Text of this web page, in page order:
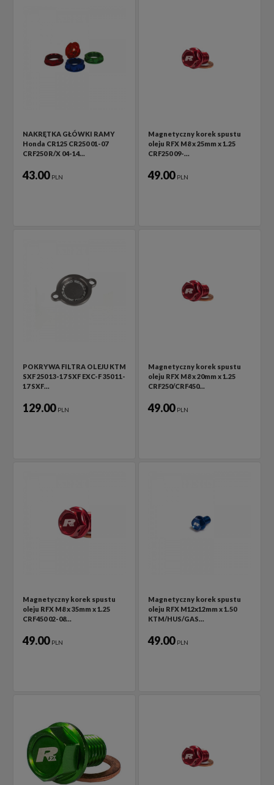
NAKRĘTKA GŁÓWKI RAMY
Honda CR125 CR250 01-07
CRF250 R/X 04-14…
43.00 PLN
Magnetyczny korek spustu
oleju RFX M8 x 25mm x 1.25
CRF250 09-…
49.00 PLN
POKRYWA FILTRA OLEJU KTM
SXF 250 13-17 SXF EXC-F 350 11-
17 SXF…
129.00 PLN
Magnetyczny korek spustu
oleju RFX M8 x 20mm x 1.25
CRF250/CRF450…
49.00 PLN
Magnetyczny korek spustu
oleju RFX M8 x 35mm x 1.25
CRF450 02-08…
49.00 PLN
Magnetyczny korek spustu
oleju RFX M12x12mm x 1.50
KTM/HUS/GAS…
49.00 PLN